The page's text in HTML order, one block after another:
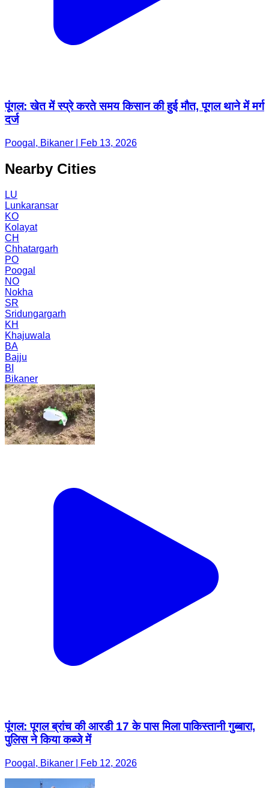
पूंगल: खेत में स्प्रे करते समय किसान की हुई मौत, पूगल थाने में मर्ग
दर्ज
Poogal, Bikaner | Feb 13, 2026
Nearby Cities
LU
Lunkaransar
KO
Kolayat
CH
Chhatargarh
PO
Poogal
NO
Nokha
SR
Sridungargarh
KH
Khajuwala
BA
Bajju
BI
Bikaner
पूंगल: पूगल ब्रांच की आरडी 17 के पास मिला पाकिस्तानी गुब्बारा,
पुलिस ने किया कब्जे में
Poogal, Bikaner | Feb 12, 2026